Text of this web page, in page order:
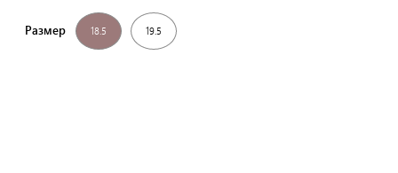
Размер 18.5 19.5